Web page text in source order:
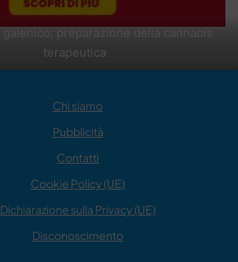
terapeutica
Chi siamo
Pubblicità
Contatti
Cookie Policy (UE)
Dichiarazione sulla Privacy (UE)
Disconoscimento